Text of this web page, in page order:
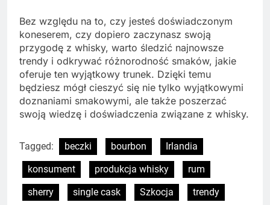
Bez względu na to, czy jesteś doświadczonym
koneserem, czy dopiero zaczynasz swoją
przygodę z whisky, warto śledzić najnowsze
trendy i odkrywać różnorodność smaków, jakie
oferuje ten wyjątkowy trunek. Dzięki temu
będziesz mógł cieszyć się nie tylko wyjątkowymi
doznaniami smakowymi, ale także poszerzać
swoją wiedzę i doświadczenia związane z whisky.
Tagged: beczki bourbon
Irlandia
konsument
produkcja whisky
rum
sherry
single cask Szkocja
trendy